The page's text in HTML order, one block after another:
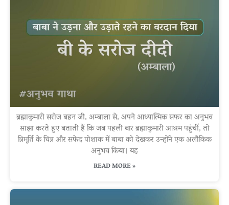
ब्रह्माकुमारी सरोज बहन जी, अम्बाला से, अपने आध्यात्मिक सफर का अनुभव
साझा करते हुए बताती हैं कि जब पहली बार ब्रह्माकुमारी आश्रम पहुंचीं, तो
त्रिमूर्ति के चित्र और सफेद पोशाक में बाबा को देखकर उन्होंने एक अलौकिक
अनुभव किया। यह
READ MORE »